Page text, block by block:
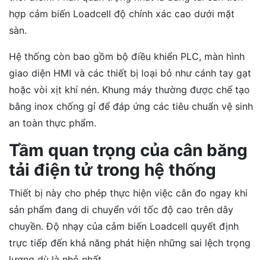
hợp cảm biến Loadcell độ chính xác cao dưới mặt
sàn.
Hệ thống còn bao gồm bộ điều khiển PLC, màn hình
giao diện HMI và các thiết bị loại bỏ như cánh tay gạt
hoặc vòi xịt khí nén. Khung máy thường được chế tạo
bằng inox chống gỉ để đáp ứng các tiêu chuẩn vệ sinh
an toàn thực phẩm.
Tầm quan trọng của cân băng
tải điện tử trong hệ thống
Thiết bị này cho phép thực hiện việc cân đo ngay khi
sản phẩm đang di chuyển với tốc độ cao trên dây
chuyền. Độ nhạy của cảm biến Loadcell quyết định
trực tiếp đến khả năng phát hiện những sai lệch trọng